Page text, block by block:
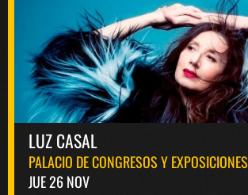
LUZ CASAL
PALACIO DE CONGRESOS Y EXPOSICIONES
JUE 26 NOV